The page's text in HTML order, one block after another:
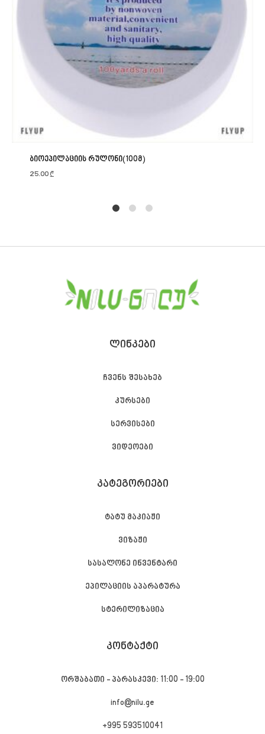
ბიოეპილაციის რულონი(100მ)
25.00₾
ᲚᲘᲜᲙᲔᲑᲘ
ჩვენს შესახებ
კურსები
სერვისები
ვიდეოები
ᲙᲐᲢᲔᲒᲝᲠᲘᲔᲑᲘ
ტატუ მაკიაჟი
ვიზაჟი
სასალონე ინვენტარი
ეპილაციის აპარატურა
სტერილიზაცია
ᲙᲝᲜᲢᲐᲥᲢᲘ
ორშაბათი - პარასკევი: 11:00 - 19:00
info@nilu.ge
+995 593510041